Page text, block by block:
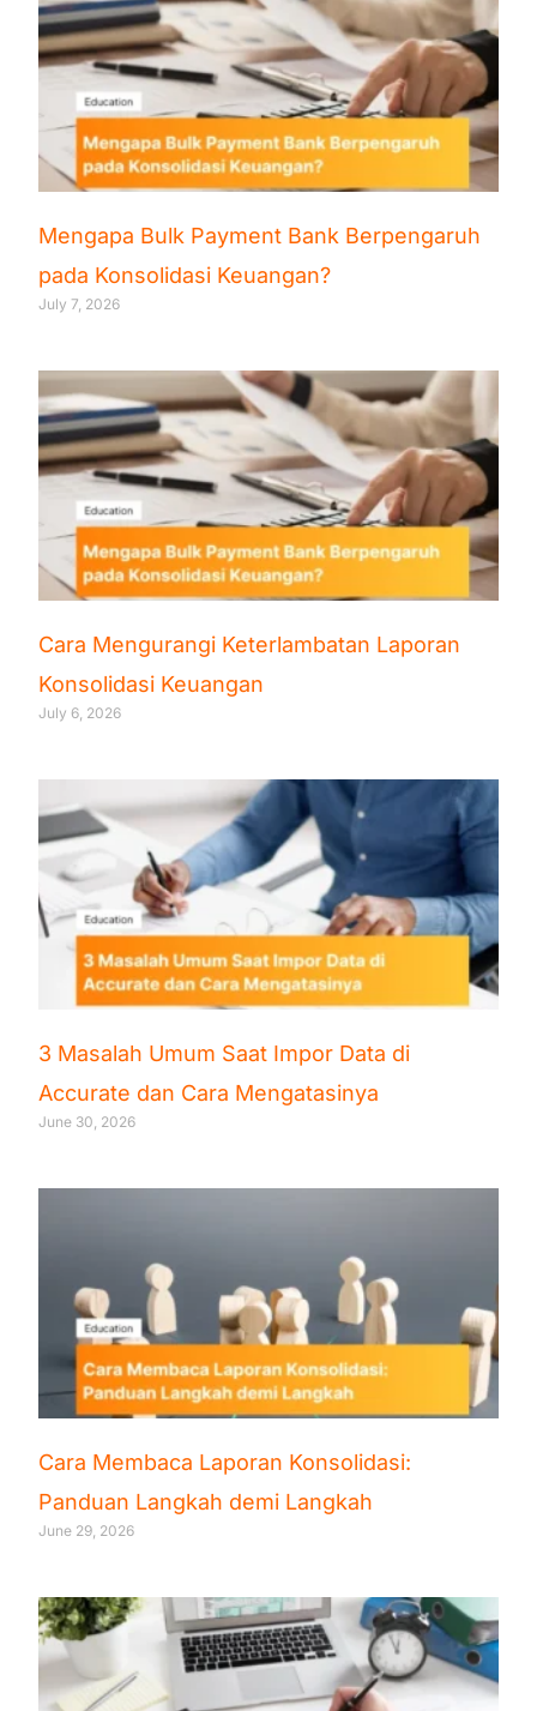
Mengapa Bulk Payment Bank Berpengaruh
pada Konsolidasi Keuangan?
July 7, 2026
Cara Mengurangi Keterlambatan Laporan
Konsolidasi Keuangan
July 6, 2026
3 Masalah Umum Saat Impor Data di
Accurate dan Cara Mengatasinya
June 30, 2026
Cara Membaca Laporan Konsolidasi:
Panduan Langkah demi Langkah
June 29, 2026